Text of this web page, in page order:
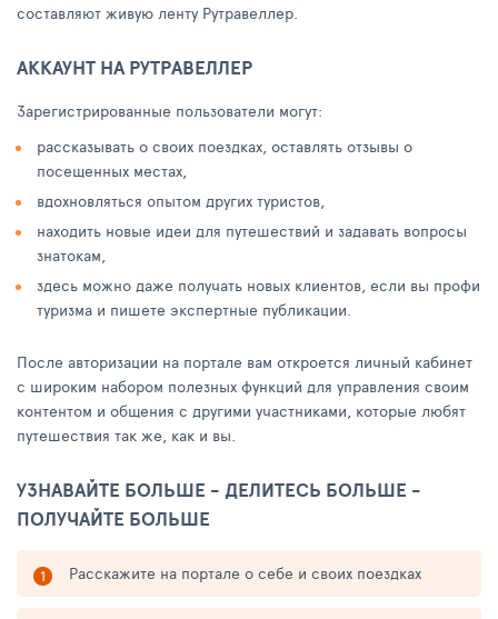
составляют живую ленту Рутравеллер.
АККАУНТ НА РУТРАВЕЛЛЕР
Зарегистрированные пользователи могут:
рассказывать о своих поездках, оставлять отзывы о
посещенных местах,
вдохновляться опытом других туристов,
находить новые идеи для путешествий и задавать вопросы
знатокам,
здесь можно даже получать новых клиентов, если вы профи
туризма и пишете экспертные публикации.
После авторизации на портале вам откроется личный кабинет
с широким набором полезных функций для управления своим
контентом и общения с другими участниками, которые любят
путешествия так же, как и вы.
УЗНАВАЙТЕ БОЛЬШЕ - ДЕЛИТЕСЬ БОЛЬШЕ -
ПОЛУЧАЙТЕ БОЛЬШЕ
Расскажите на портале о себе и своих поездках